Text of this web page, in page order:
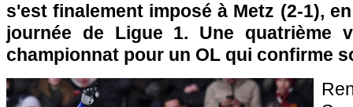
s'est finalement imposé à Metz (2-1),
journée de Ligue 1. Une quatrième
championnat pour un OL qui confirme